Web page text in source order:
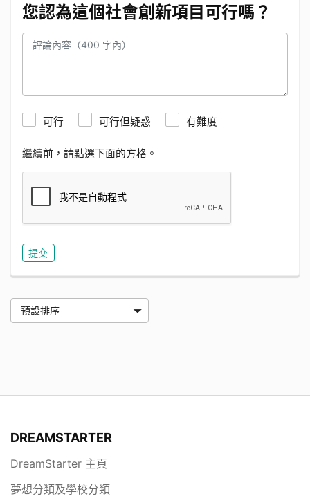
您認為這個社會創新項目可行嗎？
可行 可行但疑惑 有難度
繼續前，請點選下面的方格。
DREAMSTARTER
DreamStarter 主頁
夢想分類及學校分類